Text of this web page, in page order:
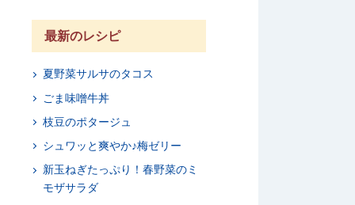
最新のレシピ
夏野菜サルサのタコス
ごま味噌牛丼
枝豆のポタージュ
シュワッと爽やか♪梅ゼリー
新玉ねぎたっぷり！春野菜のミ
モザサラダ